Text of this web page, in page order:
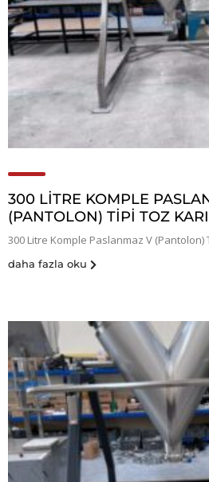
300 LITRE KOMPLE
(PANTOLON) TIPI TOZ
300 Litre Komple Paslanmaz V (Pantolon)
daha fazla oku